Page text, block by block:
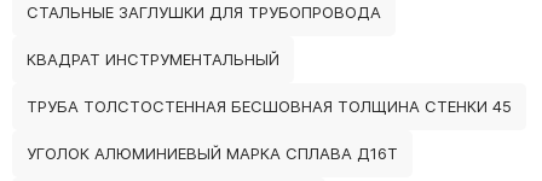
СТАЛЬНЫЕ ЗАГЛУШКИ ДЛЯ ТРУБОПРОВОДА
КВАДРАТ ИНСТРУМЕНТАЛЬНЫЙ
ТРУБА ТОЛСТОСТЕННАЯ БЕСШОВНАЯ ТОЛЩИНА СТЕНКИ 45
УГОЛОК АЛЮМИНИЕВЫЙ МАРКА СПЛАВА Д16Т